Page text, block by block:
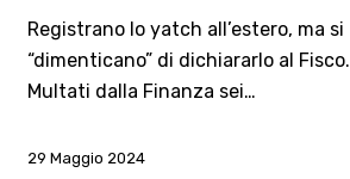
dichiararlo
Fisco
Registrano lo yatch all’estero, ma si
“dimenticano” di dichiararlo al Fisco.
Multati dalla Finanza sei…
29 Maggio 2024